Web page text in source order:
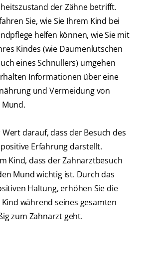
der Zähne betrifft.
Sie, wie Sie Ihrem Kind bei
helfen können, wie Sie mit
Kindes (wie Daumenlutschen
eines Schnullers) umgehen
Informationen über eine
und Vermeidung von
Wert darauf, dass der Besuch des
Erfahrung darstellt.
Kind, dass der Zahnarztbesuch
Mund wichtig ist. Durch das
Haltung, erhöhen Sie die
Kind während seines gesamten
zum Zahnarzt geht.